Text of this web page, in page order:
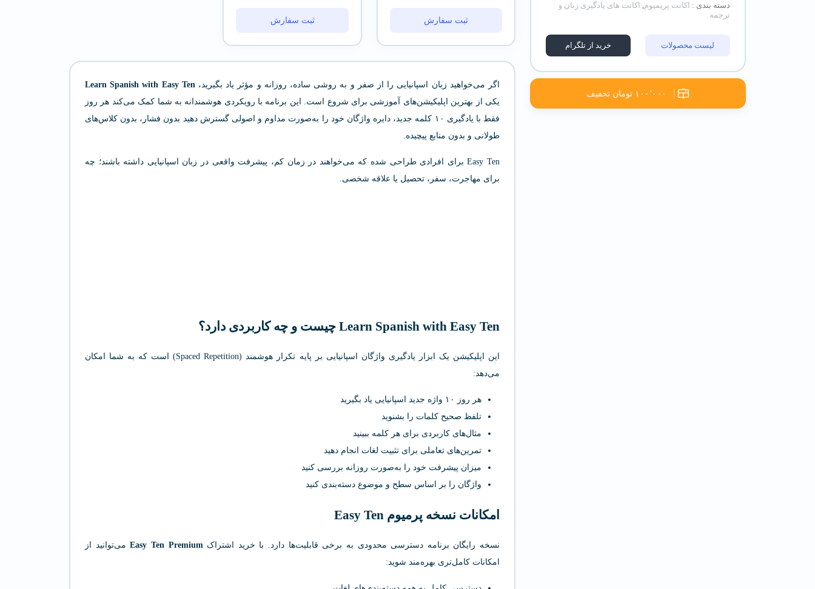
دسته بندی : اکانت پریمیوم, اکانت های یادگیری زبان و
ترجمه
لیست محصولات خرید از تلگرام
۱۰۰٬۰۰۰ تومان تخفیف
ثبت سفارش ثبت سفارش
اگر می‌خواهید زبان اسپانیایی را از صفر و به روشی ساده، روزانه و مؤثر یاد بگیرید،Learn Spanish with Easy Ten
یکی از بهترین اپلیکیشن‌های آموزشی برای شروع است. این برنامه با رویکردی هوشمندانه به شما کمک می‌کند هر روز
فقط با یادگیری ۱۰ کلمه جدید، دایره واژگان خود را به‌صورت مداوم و اصولی گسترش دهید بدون فشار، بدون کلاس‌های
طولانی و بدون منابع پیچیده.
Easy Ten برای افرادی طراحی شده که می‌خواهند در زمان کم، پیشرفت واقعی در زبان اسپانیایی داشته باشند؛ چه
برای مهاجرت، سفر، تحصیل یا علاقه شخصی.
Learn Spanish with Easy Ten چیست و چه کاربردی دارد؟
این اپلیکیشن یک ابزار یادگیری واژگان اسپانیایی بر پایه تکرار هوشمند (Spaced Repetition) است که به شما امکان
می‌دهد:
هر روز ۱۰ واژه جدید اسپانیایی یاد بگیرید
تلفظ صحیح کلمات را بشنوید
مثال‌های کاربردی برای هر کلمه ببینید
تمرین‌های تعاملی برای تثبیت لغات انجام دهید
میزان پیشرفت خود را به‌صورت روزانه بررسی کنید
واژگان را بر اساس سطح و موضوع دسته‌بندی کنید
امکانات نسخه پرمیوم Easy Ten
نسخه رایگان برنامه دسترسی محدودی به برخی قابلیت‌ها دارد. با خرید اشتراکEasy Ten Premiumمی‌توانید از
امکانات کامل‌تری بهره‌مند شوید: